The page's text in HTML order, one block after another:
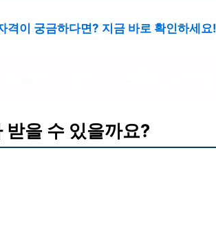
격이 궁금하다면? 지금 바로 확인하세요!
받을 수 있을까요?